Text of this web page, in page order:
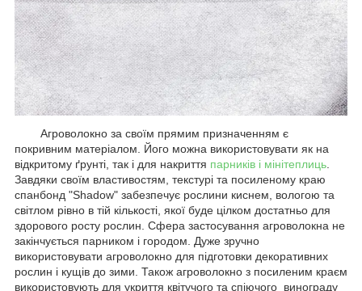
Агроволокно за своїм прямим призначенням є
покривним матеріалом. Його можна використовувати як на
відкритому ґрунті, так і для накриття парників і мінітеплиць
Завдяки своїм властивостям, текстурі та посиленому краю
спанбонд "Shadow" забезпечує рослини киснем, вологою та
світлом рівно в тій кількості, якої буде цілком достатньо для
здорового росту рослин. Сфера застосування агроволокна не
закінчується парником і городом. Дуже зручно
використовувати агроволокно для підготовки декоративних
рослин і кущів до зими. Також агроволокно з посиленим краєм
використовують для укриття квітучого та спіючого винограду